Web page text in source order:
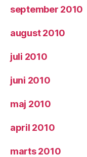
september 2010
august 2010
juli 2010
juni 2010
maj 2010
april 2010
marts 2010